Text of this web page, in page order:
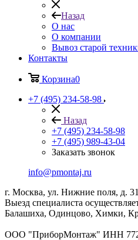
Назад
О нас
О компании
Вывоз старой
Контакты
Корзина0
+7 (495) 234-58-98
Назад
+7 (495) 234-58-98
+7 (495) 989-43-04
Заказать звонок
info@pmontaj.ru
г. Москва, ул. Нижние поля, д.
Выезд специалиста
Балашиха, Одинцово, Химки,
ООО "ПриборМонтаж" ИНН